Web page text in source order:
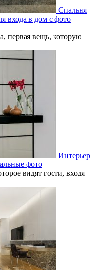
Спальня
входа в дом с фото
первая вещь, которую
Интерьер
фото
видят гости, входя